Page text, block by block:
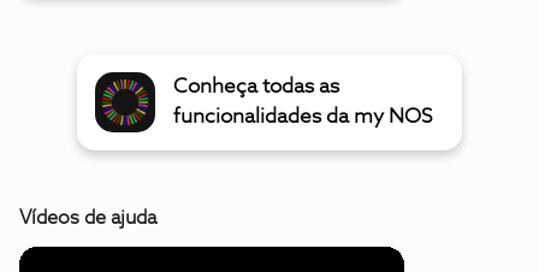
Conheça todas as
funcionalidades da my NOS
Vídeos de ajuda